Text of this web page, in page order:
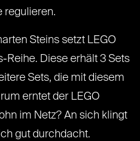
regulieren.
Steins setzt LEGO
Reihe. Diese erhält 3 Sets
Sets, die mit diesem
erntet der LEGO
im Netz? An sich klingt
gut durchdacht.